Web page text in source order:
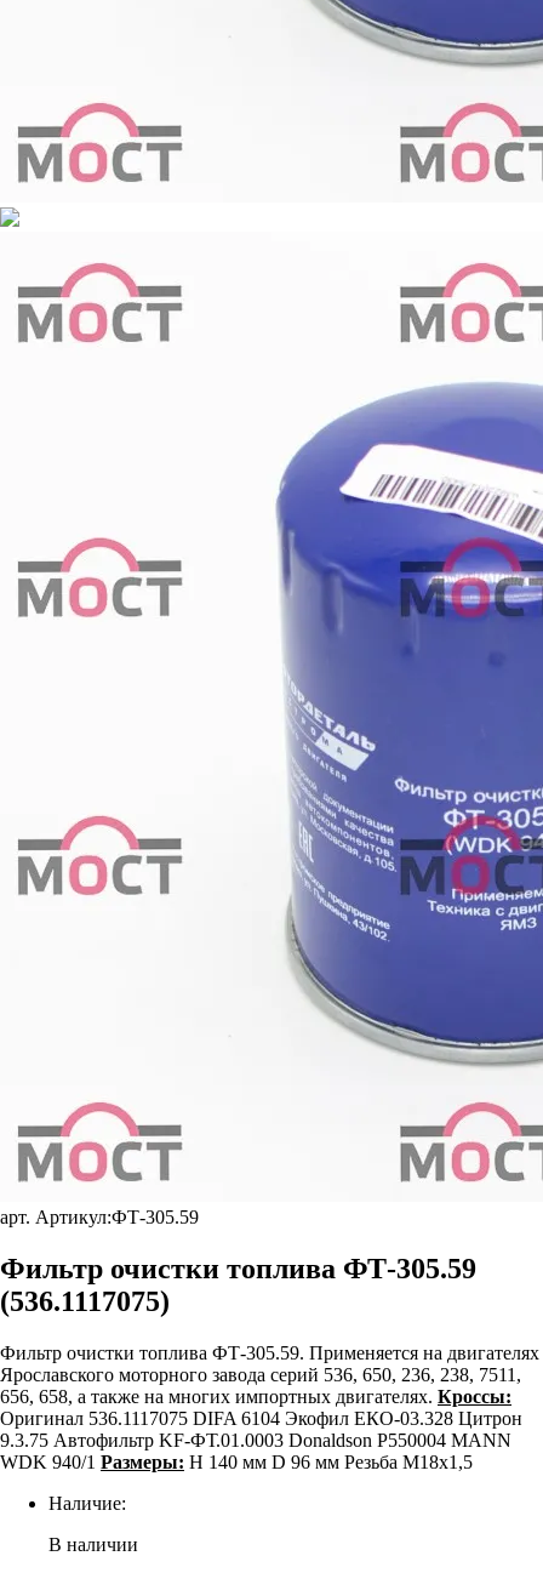
арт. Артикул:ФТ-305.59
Фильтр очистки топлива ФТ-305.59
(536.1117075)
Фильтр очистки топлива ФТ-305.59. Применяется на двигателях
Ярославского моторного завода серий 536, 650, 236, 238, 7511,
656, 658, а также на многих импортных двигателях. Кроссы:
Оригинал 536.1117075 DIFA 6104 Экофил ЕКО-03.328 Цитрон
9.3.75 Автофильтр KF-ФТ.01.0003 Donaldson P550004 MANN
WDK 940/1 Размеры: H 140 мм D 96 мм Резьба М18х1,5
Наличие:
В наличии